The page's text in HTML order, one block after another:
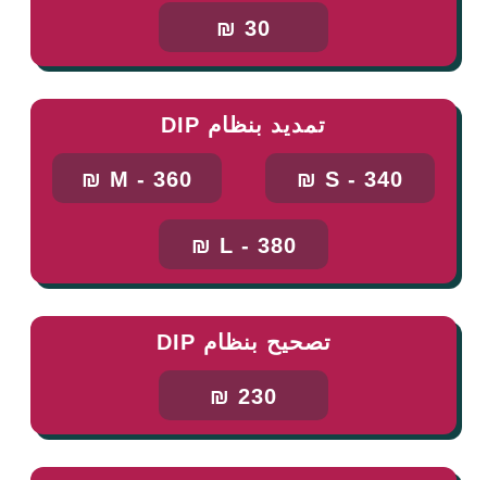
30 ₪
تمديد بنظام DIP
S - 340 ₪
M - 360 ₪
L - 380 ₪
تصحيح بنظام DIP
230 ₪